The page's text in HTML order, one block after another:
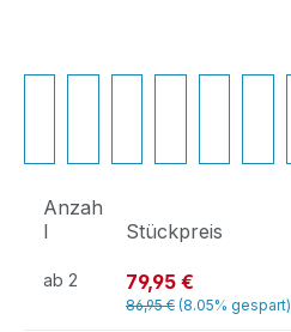
Anzah
l
Stückpreis
ab 2 79,95 €
86,95 € (8.05% gespart)